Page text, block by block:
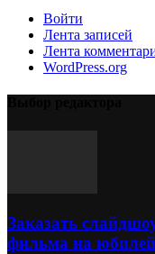
Войти
Лента записей
Лента
WordPress.org
Заказать
фильма на юбилей